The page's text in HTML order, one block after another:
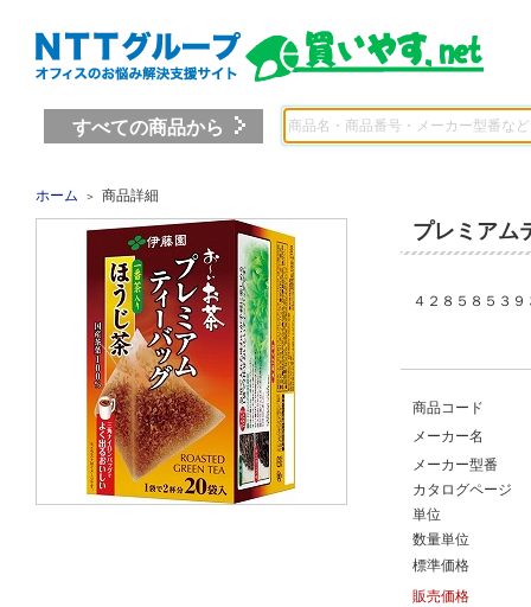
すべての商品から
ホーム ＞ 商品詳細
プレミアム
４２８５８５３
商品コード
メーカー名
メーカー型番
カタログページ
単位
数量単位
標準価格
販売価格